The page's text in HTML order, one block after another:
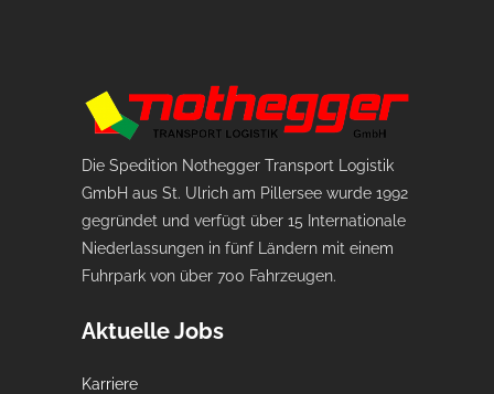
Die Spedition Nothegger Transport Logistik
GmbH aus St. Ulrich am Pillersee wurde 1992
gegründet und verfügt über 15 Internationale
Niederlassungen in fünf Ländern mit einem
Fuhrpark von über 700 Fahrzeugen.
Aktuelle Jobs
Karriere